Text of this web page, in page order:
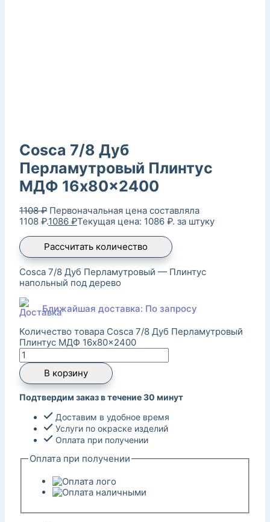
Cosca 7/8 Дуб
Перламутровый Плинтус
МДФ 16x80x2400
1108₽ Первоначальная цена составляла
1108 ₽.1086 ₽Текущая цена: 1086 ₽. за штуку
Рассчитать количество
Cosca 7/8 Дуб Перламутровый — Плинтус
напольный под дерево
Ближайшая доставка: По запросу
Количество товара Cosca 7/8 Дуб Перламутровый
Плинтус МДФ 16x80x2400
В корзину
Подтвердим заказ в течение 30 минут
Доставим в удобное время
Услуги по окраске изделий
Оплата при получении
Оплата при получении